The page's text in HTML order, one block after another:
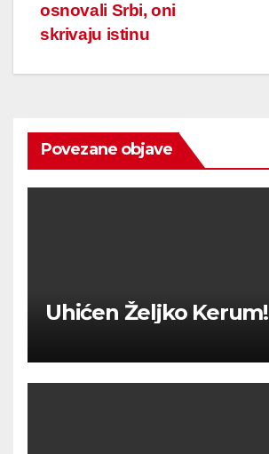
osnovali Srbi, oni
skrivaju istinu
Povezane objave
Uhićen Željko Kerum!